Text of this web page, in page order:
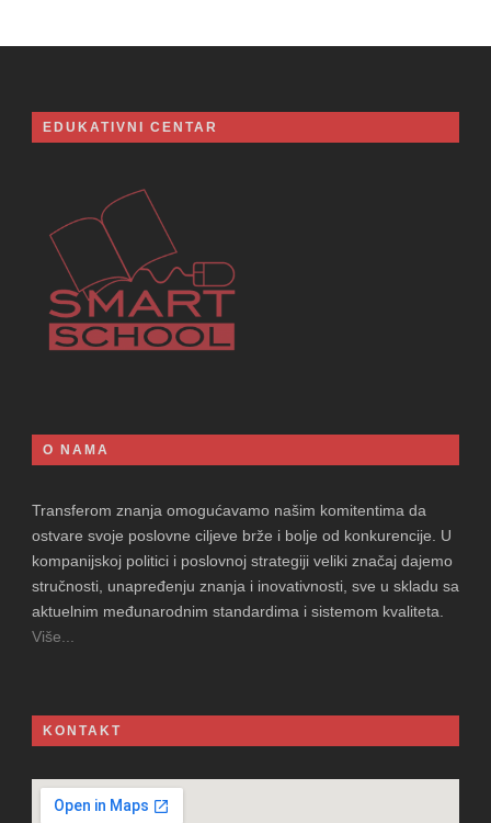
EDUKATIVNI CENTAR
O NAMA
Transferom znanja omogućavamo našim komitentima da
ostvare svoje poslovne ciljeve brže i bolje od konkurencije. U
kompanijskoj politici i poslovnoj strategiji veliki značaj dajemo
stručnosti, unapređenju znanja i inovativnosti, sve u skladu sa
aktuelnim međunarodnim standardima i sistemom kvaliteta.
Više...
KONTAKT